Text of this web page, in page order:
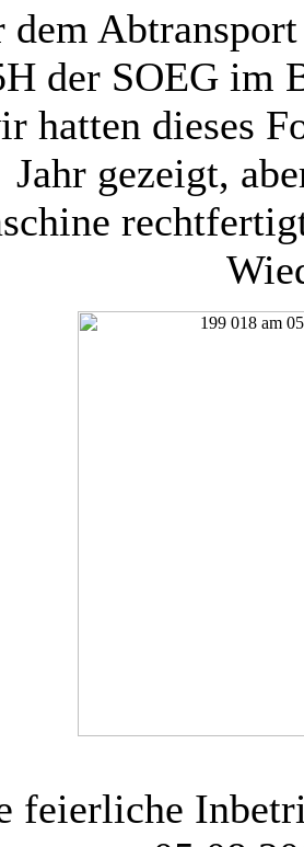
dem
der SOEG im
hatten dieses
Jahr gezeigt,
feierliche